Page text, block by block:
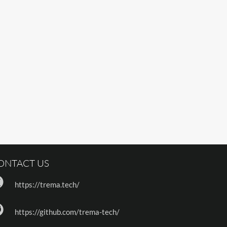
US
https://trema.tech/
https://github.com/trema-tech/